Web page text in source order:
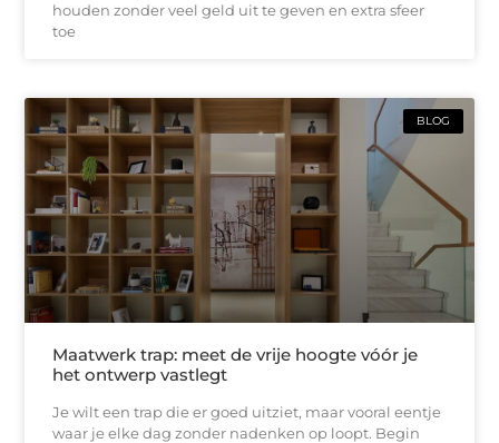
houden zonder veel geld uit te geven en extra sfeer
toe
BLOG
Maatwerk trap: meet de vrije hoogte vóór je
het ontwerp vastlegt
Je wilt een trap die er goed uitziet, maar vooral eentje
waar je elke dag zonder nadenken op loopt. Begin